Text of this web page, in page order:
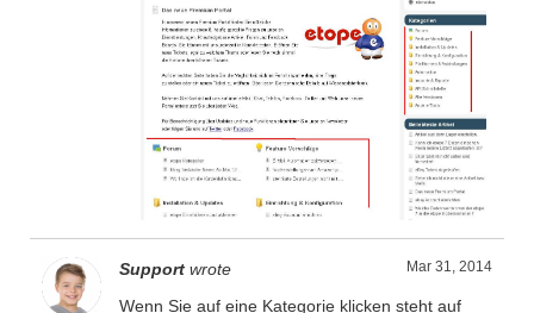
Mar 31, 2014
Support wrote
Wenn Sie auf eine Kategorie klicken steht auf